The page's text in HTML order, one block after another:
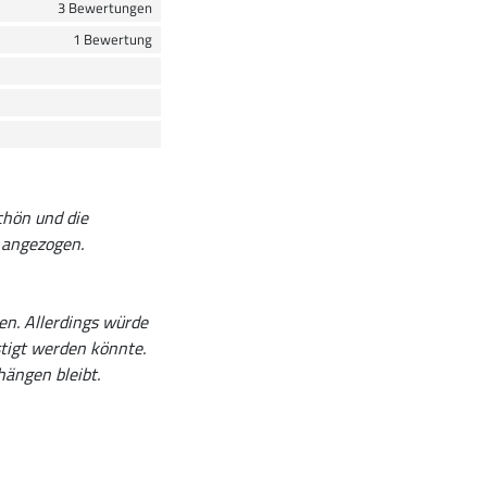
3 Bewertungen
1 Bewertung
und die
Allerdings würde
werden könnte.
bleibt.